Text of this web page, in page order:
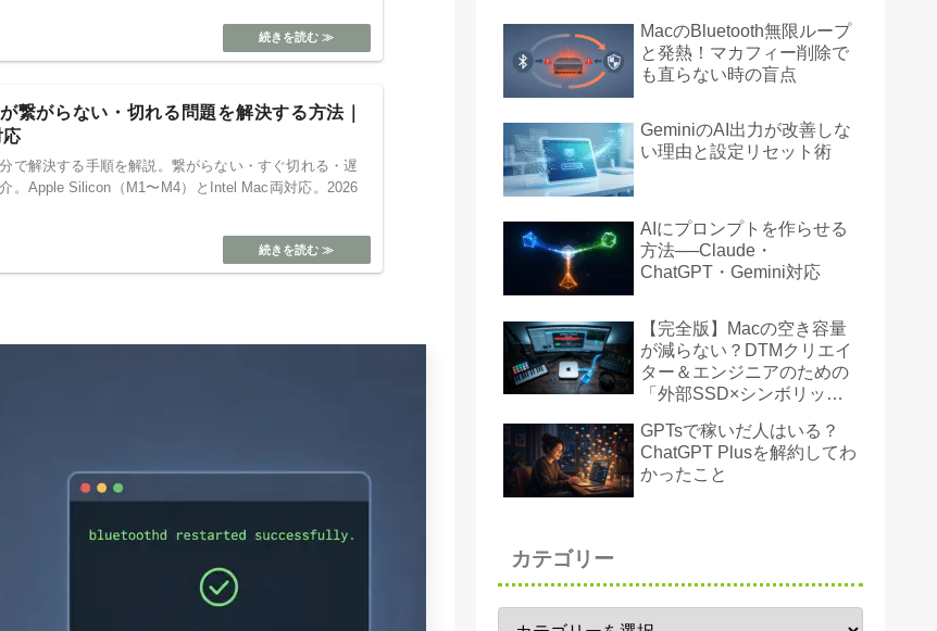
繋がらない・切れる問題を解決する方法｜
で解決する手順を解説。繋がらない・すぐ切れる・遅
。Apple Silicon（M1〜M4）とIntel Mac両対応。2026
MacのBluetooth無限ループ
と発熱！マカフィー削除で
も直らない時の盲点
GeminiのAI出力が改善しな
い理由と設定リセット術
AIにプロンプトを作らせる
方法──Claude・
ChatGPT・Gemini対応
【完全版】Macの空き容量
が減らない？DTMクリエイ
ター＆エンジニアのための
「外部SSD×シンボリック
GPTsで稼いだ人はいる？
ChatGPT Plusを解約してわ
かったこと
カテゴリー